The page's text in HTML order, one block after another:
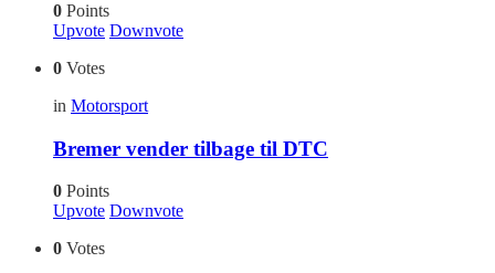
0 Points
Upvote Downvote
0 Votes
in Motorsport
Bremer vender tilbage til DTC
0 Points
Upvote Downvote
0 Votes